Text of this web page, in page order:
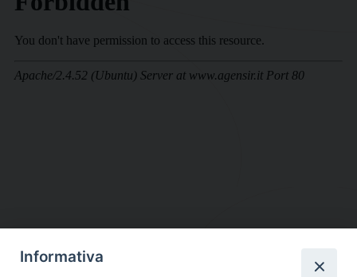
DIOCESI SUBURBICARIA DI ALBANO
Informativa